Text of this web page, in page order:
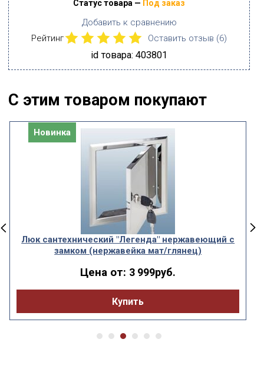
Статус товара — Под заказ
Добавить к сравнению
Рейтинг
Оставить отзыв (6)
id товара: 403801
С этим товаром покупают
Новинка
Люк сантехнический "Легенда" нержавеющий с
замком (нержавейка мат/глянец)
Цена от: 3 999руб.
Купить